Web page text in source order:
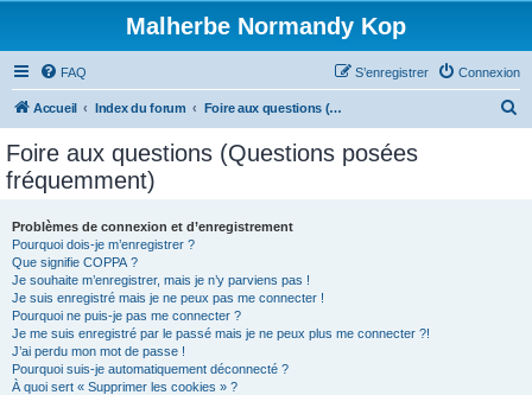
Malherbe Normandy Kop
FAQ Connexion
S’enregistrer
Accueil Index du forum Foire aux questions (Questions posées fréquemment)
Foire aux questions (Questions posées
fréquemment)
Problèmes de connexion et d’enregistrement
Pourquoi dois-je m’enregistrer ?
Que signifie COPPA ?
Je souhaite m’enregistrer, mais je n’y parviens pas !
Je suis enregistré mais je ne peux pas me connecter !
Pourquoi ne puis-je pas me connecter ?
Je me suis enregistré par le passé mais je ne peux plus me connecter ?!
J’ai perdu mon mot de passe !
Pourquoi suis-je automatiquement déconnecté ?
À quoi sert « Supprimer les cookies » ?